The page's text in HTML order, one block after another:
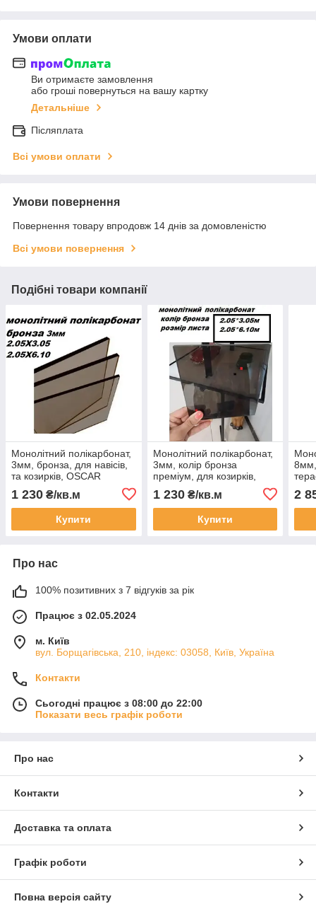
Умови оплати
Ви отримаєте замовлення
або гроші повернуться на вашу картку
Детальніше
Післяплата
Всі умови оплати
Умови повернення
Повернення товару впродовж 14 днів за домовленістю
Всі умови повернення
Подібні товари компанії
Монолітний полікарбонат,
3мм, бронза, для навісів,
та козирків, OSCAR
305см
1 230 ₴/кв.м
Купити
Монолітний полікарбонат,
3мм, колір бронза
преміум, для козирків,
навісів, OSCAR PREMIUM
205см Х 305см
1 230₴/кв.м
Купити
8мм,
2
Про нас
100% позитивних з 7 відгуків за рік
Працює з 02.05.2024
м. Київ
вул. Борщагівська, 210, індекс: 03058, Київ, Україна
Контакти
Сьогодні працює з 08:00 до 22:00
Показати весь графік роботи
Про нас
Контакти
Доставка та оплата
Графік роботи
Повна версія сайту